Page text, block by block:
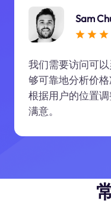
Sam
我们需要访问可
够可靠地分析价
根据用户的位置
满意。